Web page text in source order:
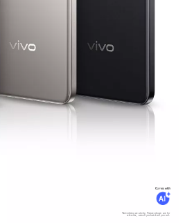
*Advertising creativity. Pictures shown are for
reference, actual product shall prevail.